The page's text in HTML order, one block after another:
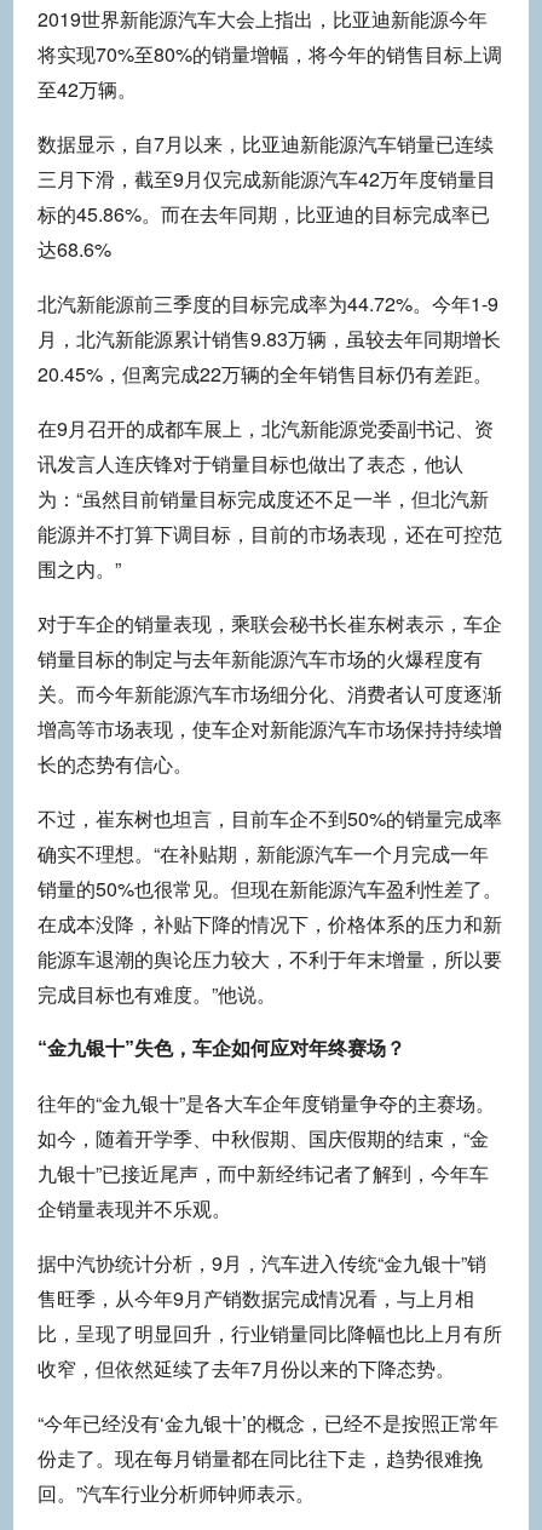
2019世界新能源汽车大会上指出，比亚迪新能源今年
将实现70%至80%的销量增幅，将今年的销售目标上调
至42万辆。
数据显示，自7月以来，比亚迪新能源汽车销量已连续
三月下滑，截至9月仅完成新能源汽车42万年度销量目
标的45.86%。而在去年同期，比亚迪的目标完成率已
达68.6%
北汽新能源前三季度的目标完成率为44.72%。今年1-9
月，北汽新能源累计销售9.83万辆，虽较去年同期增长
20.45%，但离完成22万辆的全年销售目标仍有差距。
在9月召开的成都车展上，北汽新能源党委副书记、资
讯发言人连庆锋对于销量目标也做出了表态，他认
为：“虽然目前销量目标完成度还不足一半，但北汽新
能源并不打算下调目标，目前的市场表现，还在可控范
围之内。”
对于车企的销量表现，乘联会秘书长崔东树表示，车企
销量目标的制定与去年新能源汽车市场的火爆程度有
关。而今年新能源汽车市场细分化、消费者认可度逐渐
增高等市场表现，使车企对新能源汽车市场保持持续增
长的态势有信心。
不过，崔东树也坦言，目前车企不到50%的销量完成率
确实不理想。“在补贴期，新能源汽车一个月完成一年
销量的50%也很常见。但现在新能源汽车盈利性差了。
在成本没降，补贴下降的情况下，价格体系的压力和新
能源车退潮的舆论压力较大，不利于年末增量，所以要
完成目标也有难度。”他说。
“金九银十”失色，车企如何应对年终赛场？
往年的“金九银十”是各大车企年度销量争夺的主赛场。
如今，随着开学季、中秋假期、国庆假期的结束，“金
九银十”已接近尾声，而中新经纬记者了解到，今年车
企销量表现并不乐观。
据中汽协统计分析，9月，汽车进入传统“金九银十”销
售旺季，从今年9月产销数据完成情况看，与上月相
比，呈现了明显回升，行业销量同比降幅也比上月有所
收窄，但依然延续了去年7月份以来的下降态势。
“今年已经没有‘金九银十’的概念，已经不是按照正常年
份走了。现在每月销量都在同比往下走，趋势很难挽
回。”汽车行业分析师钟师表示。